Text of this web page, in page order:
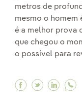
metros de
mesmo o homem
é a melhor prova
que chegou o
o possível para
Facebook
Twitter